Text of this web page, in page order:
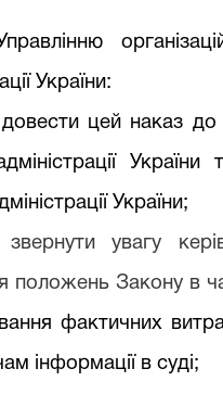
України:
цей наказ до
України;
звернути увагу
положень Закону в
фактичних
інформації в суді;